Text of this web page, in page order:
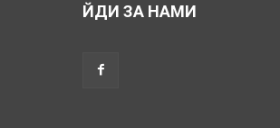
ЙДИ ЗА НАМИ